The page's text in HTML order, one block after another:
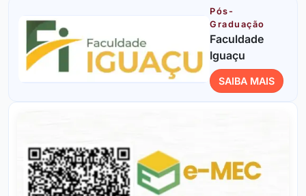
Pós-
Graduação
Faculdade
Iguaçu
SAIBA MAIS